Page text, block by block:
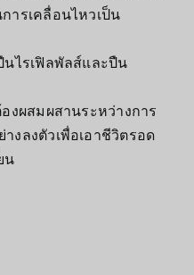
ารเคลื่อนไหวเป็น
นไรเฟิลพัลส์และปืน
งผสมผสานระหว่างการ
งลงตัวเพื่อเอาชีวิตรอด
น